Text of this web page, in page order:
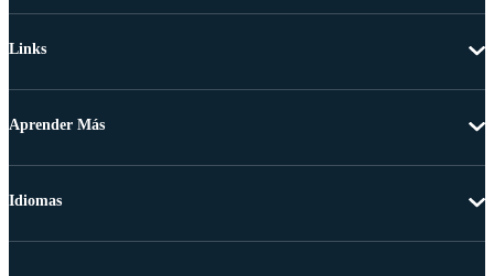
Links
Aprender Más
Idiomas